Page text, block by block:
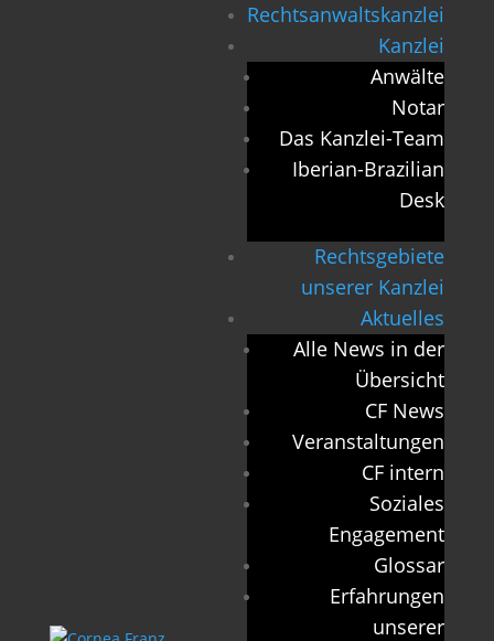
Rechtsanwaltskanzlei
Kanzlei
Anwälte
Notar
Das Kanzlei-Team
Iberian-Brazilian
Desk
Rechtsgebiete
unserer Kanzlei
Aktuelles
Alle News in der
Übersicht
CF News
Veranstaltungen
CF intern
Soziales
Engagement
Glossar
Erfahrungen
unserer